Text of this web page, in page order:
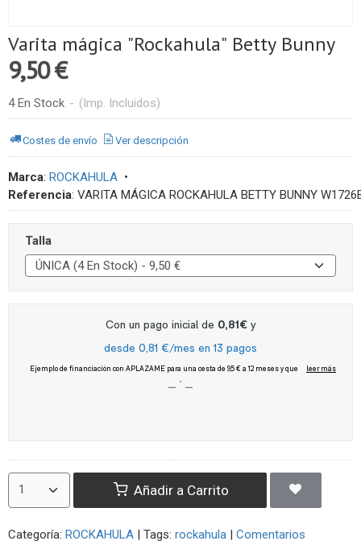
Varita mágica "Rockahula" Betty Bunny
9,50 €
4 En Stock - (Imp. Incluidos)
Costes de envío Ver descripción
Marca: ROCKAHULA •
Referencia: VARITA MÁGICA ROCKAHULA BETTY BUNNY
Talla
Añadir a Carrito
Categoría: ROCKAHULA | Tags: rockahula | Comentarios